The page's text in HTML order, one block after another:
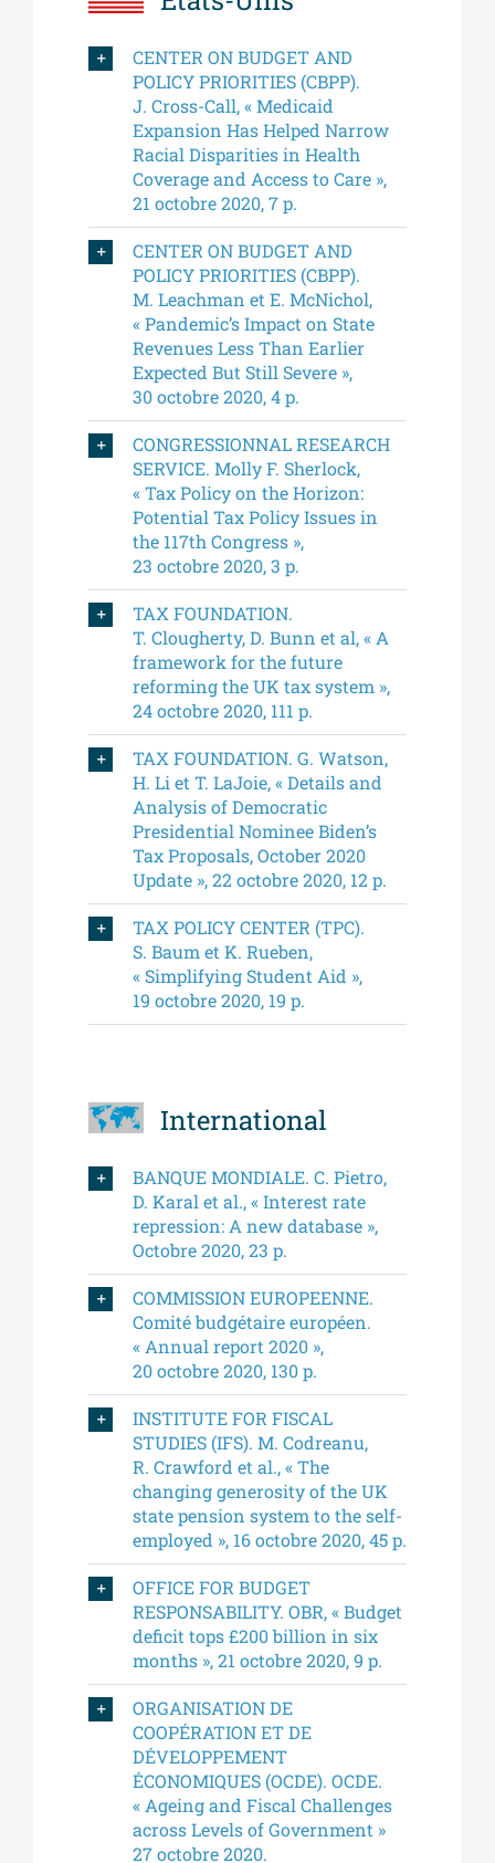
CENTER ON BUDGET AND
POLICY PRIORITIES (CBPP).
J. Cross-Call, « Medicaid
Expansion Has Helped Narrow
Racial Disparities in Health
Coverage and Access to Care »,
21 octobre 2020, 7 p.
CENTER ON BUDGET AND
POLICY PRIORITIES (CBPP).
M. Leachman et E. McNichol,
« Pandemic’s Impact on State
Revenues Less Than Earlier
Expected But Still Severe »,
30 octobre 2020, 4 p.
CONGRESSIONNAL RESEARCH
SERVICE. Molly F. Sherlock,
« Tax Policy on the Horizon:
Potential Tax Policy Issues in
the 117th Congress »,
23 octobre 2020, 3 p.
TAX FOUNDATION.
T. Clougherty, D. Bunn et al, « A
framework for the future
reforming the UK tax system »,
24 octobre 2020, 111 p.
TAX FOUNDATION. G. Watson,
H. Li et T. LaJoie, « Details and
Analysis of Democratic
Presidential Nominee Biden’s
Tax Proposals, October 2020
Update », 22 octobre 2020, 12 p.
TAX POLICY CENTER (TPC).
S. Baum et K. Rueben,
« Simplifying Student Aid »,
19 octobre 2020, 19 p.
International
BANQUE MONDIALE. C. Pietro,
D. Karal et al., « Interest rate
repression: A new database »,
Octobre 2020, 23 p.
COMMISSION EUROPEENNE.
Comité budgétaire européen.
« Annual report 2020 »,
20 octobre 2020, 130 p.
INSTITUTE FOR FISCAL
STUDIES (IFS). M. Codreanu,
R. Crawford et al., « The
changing generosity of the UK
state pension system to the self-
employed », 16 octobre 2020, 45 p.
OFFICE FOR BUDGET
RESPONSABILITY. OBR, « Budget
deficit tops £200 billion in six
months », 21 octobre 2020, 9 p.
ORGANISATION DE
COOPÉRATION ET DE
DÉVELOPPEMENT
ÉCONOMIQUES (OCDE). OCDE.
« Ageing and Fiscal Challenges
across Levels of Government »
27 octobre 2020.